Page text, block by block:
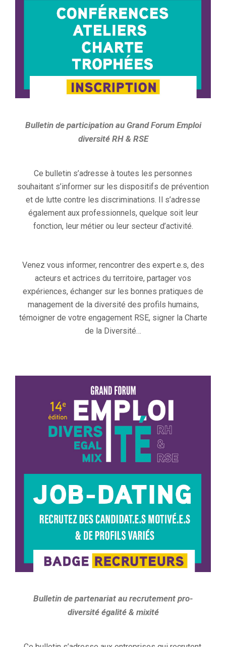
Bulletin de participation au Grand Forum Emploi
diversité RH & RSE
Ce bulletin s’adresse à toutes les personnes
souhaitant s’informer sur les dispositifs de prévention
et de lutte contre les discriminations. Il s’adresse
également aux professionnels, quelque soit leur
fonction, leur métier ou leur secteur d’activité.
Venez vous informer, rencontrer des expert.e.s, des
acteurs et actrices du territoire, partager vos
expériences, échanger sur les bonnes pratiques de
management de la diversité des profils humains,
témoigner de votre engagement RSE, signer la Charte
de la Diversité…
Bulletin de partenariat au recrutement pro-
diversité égalité & mixité